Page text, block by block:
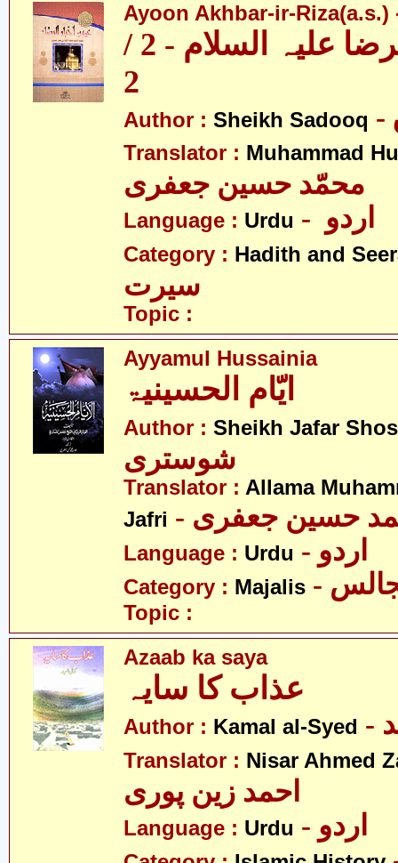
Ayoon Akhbar-ir-Riza(a.s.)
عیون اخبار الرضا علیہ السلام - 2 /
2
Author : Sheikh Sadooq
Translator : Muhammad
محمّد حسین جعفری
Language : Urdu
Category : Hadith and
سیرت
Topic :
Ayyamul Hussainia
ایّام الحسینیۃ
Author : Sheikh Jafar
شوستری
Translator : Allama
Jafri
حسین جعفری
Language : Urdu - اردو
Category : Majalis
Topic :
Azaab ka saya
عذاب کا سایہ
Author : Kamal al-Syed
Translator : Nisar Ahmed
احمد زین پوری
Language : Urdu - اردو